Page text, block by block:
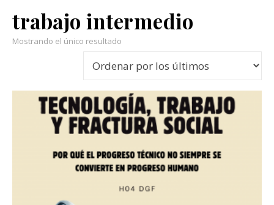
trabajo intermedio
Mostrando el único resultado